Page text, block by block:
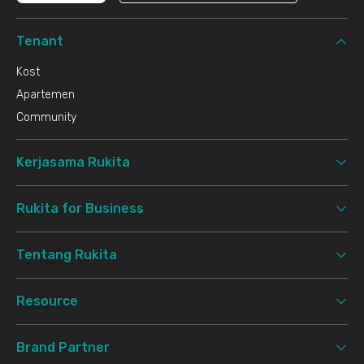
Tenant
Kost
Apartemen
Community
Kerjasama Rukita
Rukita for Business
Tentang Rukita
Resource
Brand Partner